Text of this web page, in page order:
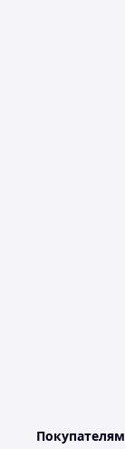
Покупателям